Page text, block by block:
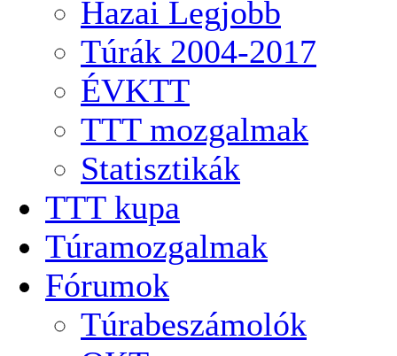
Hazai Legjobb
Túrák 2004-2017
ÉVKTT
TTT mozgalmak
Statisztikák
TTT kupa
Túramozgalmak
Fórumok
Túrabeszámolók